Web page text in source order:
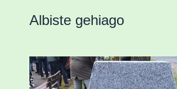
Albiste gehiago